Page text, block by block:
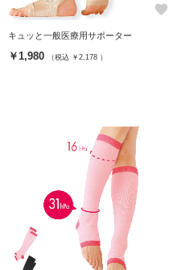
favorite
キュッと一般医療用サポーター
￥1,980 （税込 ￥2,178 ）